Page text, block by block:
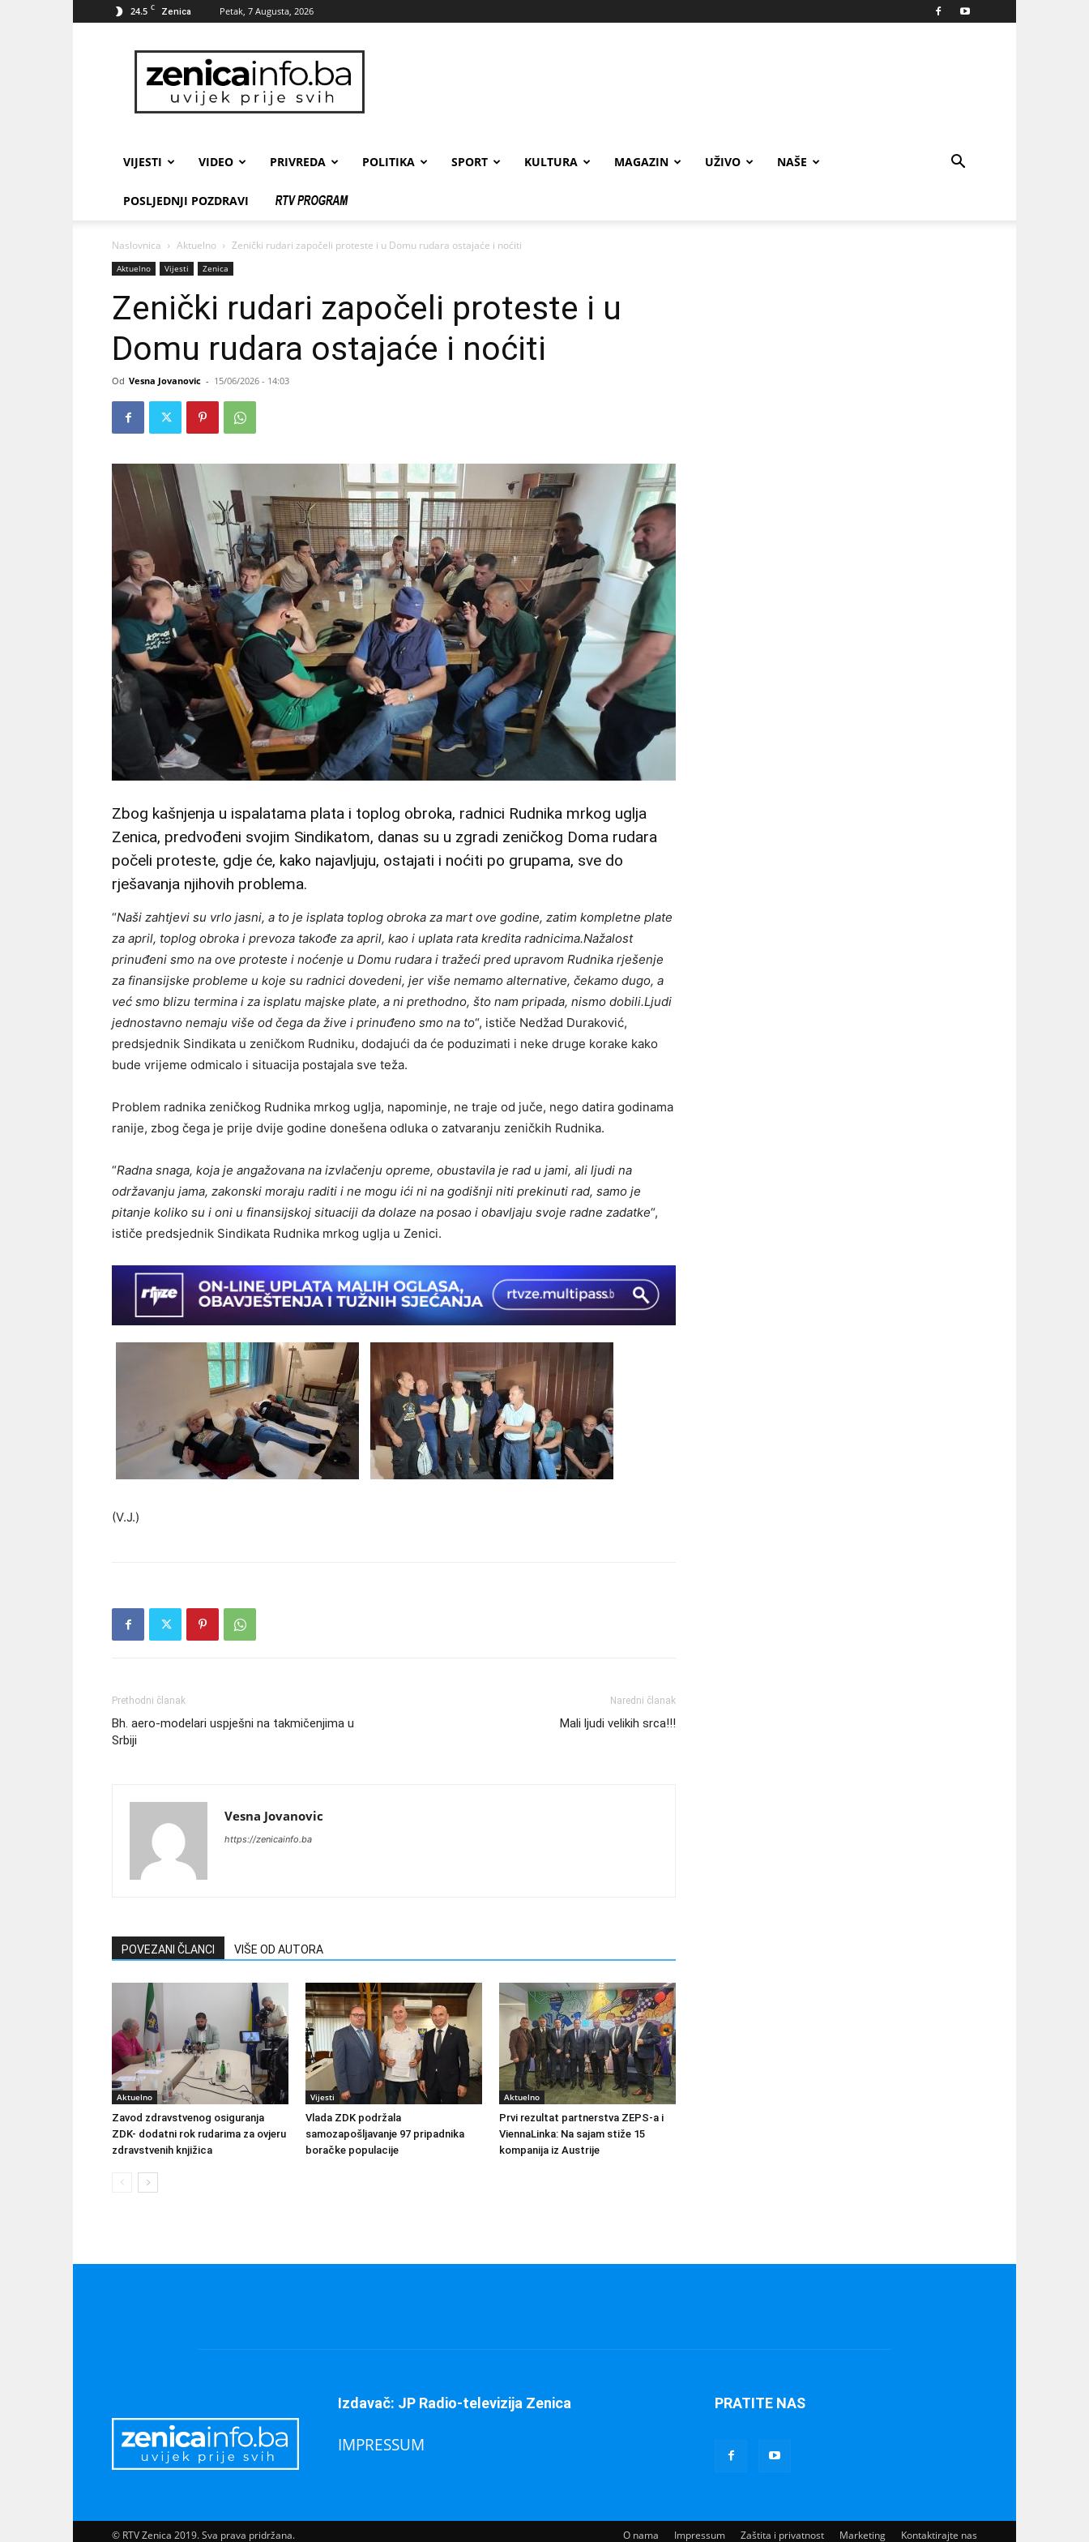
24.5 C Zenica Petak, 7 Augusta, 2026
zenicainfo.ba
VIJESTI VIDEO PRIVREDA POLITIKA SPORT KULTURA MAGAZIN UŽIVO NAŠE
POSLJEDNJI POZDRAVI
Naslovnica Aktuelno Zenički rudari započeli proteste i u Domu rudara ostajaće i noćiti
Aktuelno Vijesti Zenica
Zenički rudari započeli proteste i u
Domu rudara ostajaće i noćiti
Od Vesna Jovanovic - 15/06/2026 - 14:03
Zbog kašnjenja u ispalatama plata i toplog obroka, radnici Rudnika mrkog uglja
Zenica, predvođeni svojim Sindikatom, danas su u zgradi zeničkog Doma rudara
počeli proteste, gdje će, kako najavljuju, ostajati i noćiti po grupama, sve do
rješavanja njihovih problema.
“Naši zahtjevi su vrlo jasni, a to je isplata toplog obroka za mart ove godine, zatim kompletne plate
za april, toplog obroka i prevoza takođe za april, kao i uplata rata kredita radnicima.Nažalost
prinuđeni smo na ove proteste i noćenje u Domu rudara i tražeći pred upravom Rudnika rješenje
za finansijske probleme u koje su radnici dovedeni, jer više nemamo alternative, čekamo dugo, a
već smo blizu termina i za isplatu majske plate, a ni prethodno, što nam pripada, nismo dobili.Ljudi
jednostavno nemaju više od čega da žive i prinuđeno smo na to“, ističe Nedžad Duraković,
predsjednik Sindikata u zeničkom Rudniku, dodajući da će poduzimati i neke druge korake kako
bude vrijeme odmicalo i situacija postajala sve teža.
Problem radnika zeničkog Rudnika mrkog uglja, napominje, ne traje od juče, nego datira godinama
ranije, zbog čega je prije dvije godine donešena odluka o zatvaranju zeničkih Rudnika.
“Radna snaga, koja je angažovana na izvlačenju opreme, obustavila je rad u jami, ali ljudi na
održavanju jama, zakonski moraju raditi i ne mogu ići ni na godišnji niti prekinuti rad, samo je
pitanje koliko su i oni u finansijskoj situaciji da dolaze na posao i obavljaju svoje radne zadatke“,
ističe predsjednik Sindikata Rudnika mrkog uglja u Zenici.
(V.J.)
Prethodni članak
Bh. aero-modelari uspješni na takmičenjima u
Srbiji
Naredni članak
Mali ljudi velikih srca!!!
Vesna Jovanovic
https://zenicainfo.ba
POVEZANI ČLANCI VIŠE OD AUTORA
Aktuelno
Zavod zdravstvenog osiguranja
ZDK- dodatni rok rudarima za ovjeru
zdravstvenih knjižica
Vijesti
Vlada ZDK podržala
samozapošljavanje 97 pripadnika
boračke populacije
Aktuelno
Prvi rezultat partnerstva ZEPS-a i
ViennaLinka: Na sajam stiže 15
kompanija iz Austrije
Izdavač: JP Radio-televizija Zenica
IMPRESSUM
PRATITE NAS
O nama Impressum Zaštita i privatnost Marketing Kontaktirajte nas
© RTV Zenica 2019. Sva prava pridržana.